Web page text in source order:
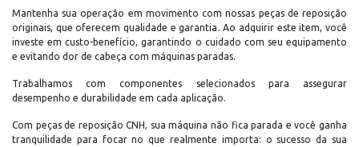
Mantenha sua operação em movimento com nossas peças de reposição
originais, que oferecem qualidade e garantia. Ao adquirir este item, você
investe em custo-benefício, garantindo o cuidado com seu equipamento
e evitando dor de cabeça com máquinas paradas.
Trabalhamos com componentes selecionados para assegurar
desempenho e durabilidade em cada aplicação.
Com peças de reposição CNH, sua máquina não fica parada e você ganha
tranquilidade para focar no que realmente importa: o sucesso da sua